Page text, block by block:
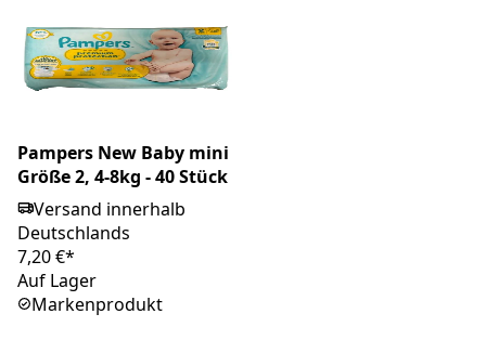
Pampers New Baby mini
Größe 2, 4-8kg - 40 Stück
Versand innerhalb
Deutschlands
7,20 €*
Auf Lager
Markenprodukt